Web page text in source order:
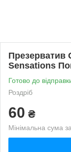
Презерватив
Sensations
Готово до
Роздріб
60 ₴
Мінімальна сума